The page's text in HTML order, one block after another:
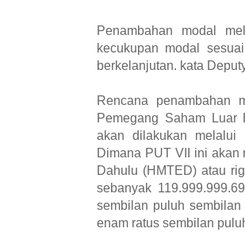
Penambahan modal
kecukupan modal
berkelanjutan. kata
Rencana penambahan
Pemegang Saham
akan dilakukan melalui
Dimana PUT VII ini akan
Dahulu (HMTED) atau
sebanyak
sembilan puluh
enam ratus sembilan